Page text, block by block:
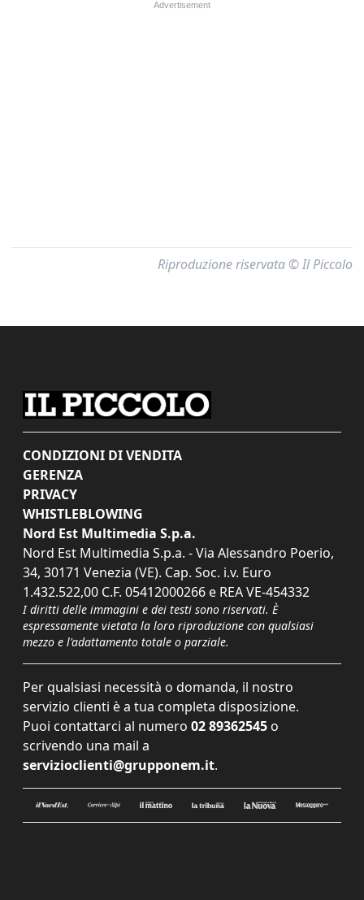
Riproduzione riservata © Il Piccolo
CONDIZIONI DI VENDITA
GERENZA
PRIVACY
WHISTLEBLOWING
Nord Est Multimedia S.p.a.
Nord Est Multimedia S.p.a. - Via Alessandro Poerio,
34, 30171 Venezia (VE). Cap. Soc. i.v. Euro
1.432.522,00 C.F. 05412000266 e REA VE-454332
I diritti delle immagini e dei testi sono riservati. È
espressamente vietata la loro riproduzione con qualsiasi
mezzo e l'adattamento totale o parziale.
Per qualsiasi necessità o domanda, il nostro
servizio clienti è a tua completa disposizione.
Puoi contattarci al numero 02 89362545 o
scrivendo una mail a
servizioclienti@grupponem.it.